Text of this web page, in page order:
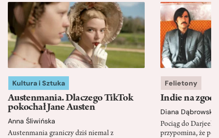
Kultura i Sztuka
Austenmania. Dlaczego TikTok
pokochał Jane Austen
Anna Śliwińska
Austenmania graniczy dziś niemal z
Felietony
Indie na
Diana Dąbrowska
Pociąg do
przypomina, że